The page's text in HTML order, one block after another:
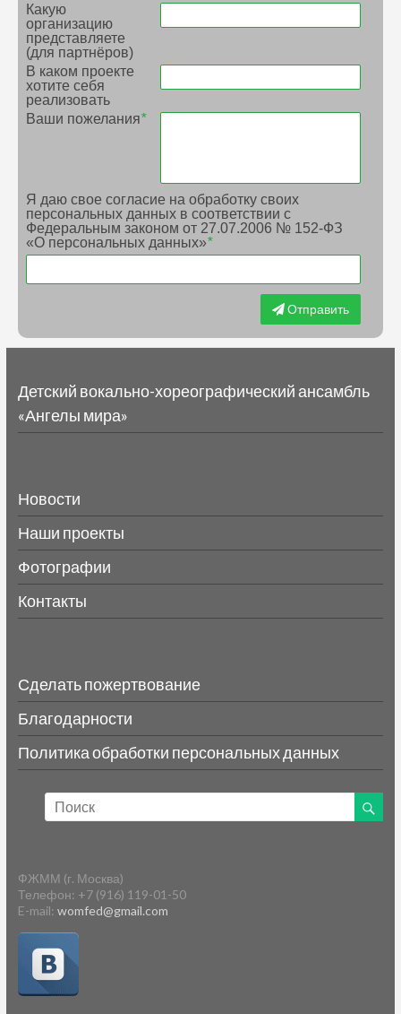
Какую
организацию
представляете
(для партнёров)
В каком проекте
хотите себя
реализовать
Ваши пожелания*
Я даю свое согласие на обработку своих
персональных данных в соответствии с
Федеральным законом от 27.07.2006 № 152-ФЗ
«О персональных данных»*
Отправить
Детский вокально-хореографический ансамбль
«Ангелы мира»
Новости
Наши проекты
Фотографии
Контакты
Сделать пожертвование
Благодарности
Политика обработки персональных данных
ФЖММ (г. Москва)
Телефон: +7 (916) 119-01-50
E-mail: womfed@gmail.com